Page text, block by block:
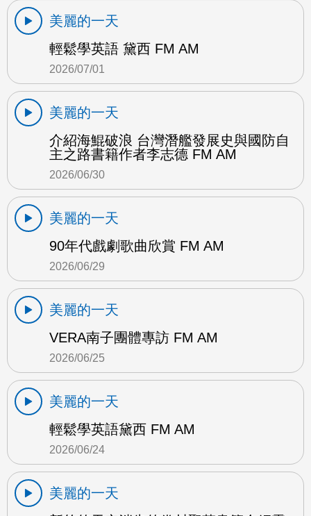
美麗的一天
輕鬆學英語 黛西 FM AM
2026/07/01
美麗的一天
介紹海鯤破浪 台灣潛艦發展史與國防自
主之路書籍作者李志德 FM AM
2026/06/30
美麗的一天
90年代戲劇歌曲欣賞 FM AM
2026/06/29
美麗的一天
VERA南子團體專訪 FM AM
2026/06/25
美麗的一天
輕鬆學英語黛西 FM AM
2026/06/24
美麗的一天